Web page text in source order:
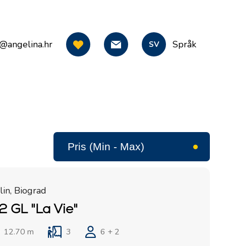
SV Språk
Biograd
GL "La Vie"
12.70 m 3
6 + 2